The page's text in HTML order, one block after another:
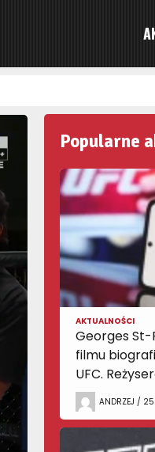
Popularne
AKTUALNOŚCI
Georges St-
filmu
UFC.
ANDRZEJ /